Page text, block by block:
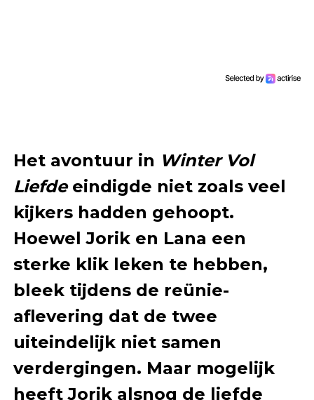
Het avontuur in Winter Vol
Liefdeeindigde niet zoals veel
kijkers hadden gehoopt.
Hoewel Jorik en Lana een
sterke klik leken te hebben,
bleek tijdens de reünie-
aflevering dat de twee
uiteindelijk niet samen
verdergingen. Maar mogelijk
heeft Jorik alsnog de liefde